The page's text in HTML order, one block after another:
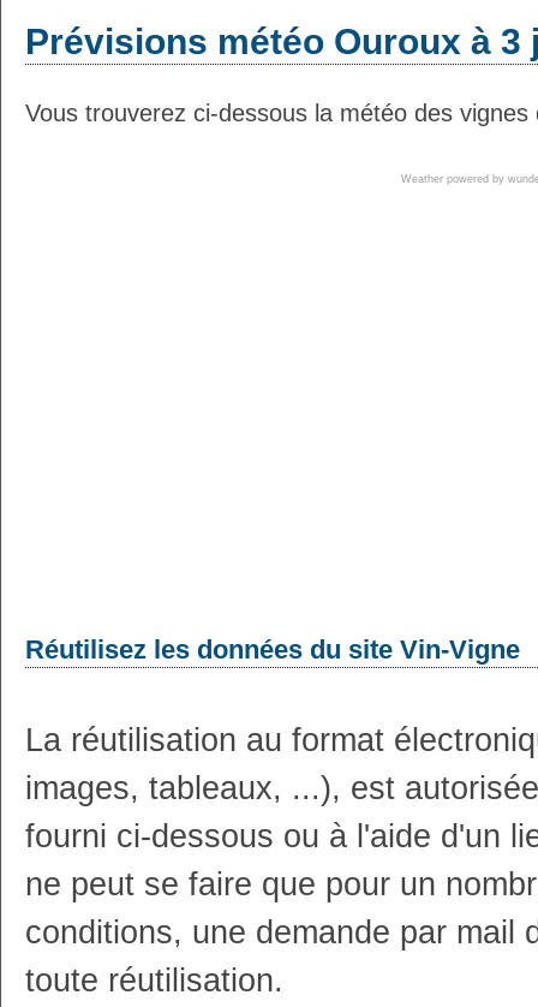
Prévisions météo Ouroux à 3
Vous trouverez ci-dessous la météo des
Weather powered by
Réutilisez les données du site Vin-Vigne
La réutilisation au format
images, tableaux, ...), est
fourni ci-dessous ou à l'aide d'un
ne peut se faire que pour un
conditions, une demande par mail
toute réutilisation.